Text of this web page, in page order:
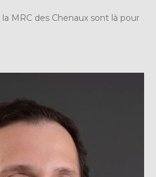
MRC des Chenaux sont là pour